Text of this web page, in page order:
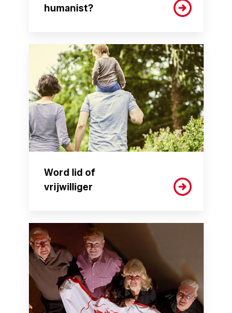
humanist?
Word lid of
vrijwilliger